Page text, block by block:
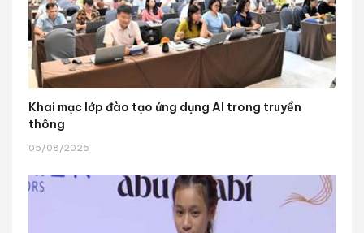
Khai mạc lớp đào tạo ứng dụng AI trong truyền
thông
05/08/2026